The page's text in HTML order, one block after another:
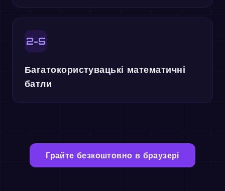
2-5
Багатокористувацькі математичні
батли
Грайте безкоштовно в браузері